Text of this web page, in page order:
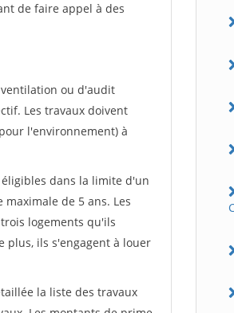
de faire appel à des
ou d'audit
Les travaux doivent
l'environnement) à
dans la limite d'un
de 5 ans. Les
logements qu'ils
plus, ils s'engagent à louer
la liste des travaux